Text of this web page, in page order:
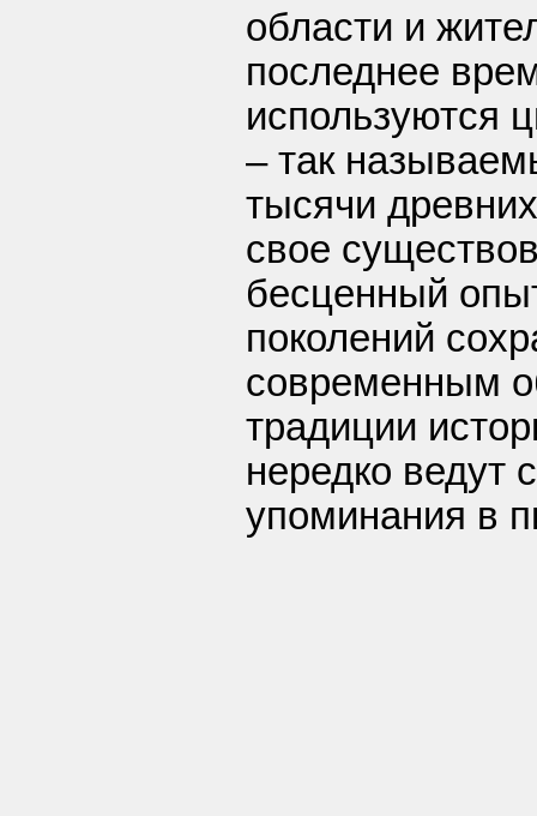
области и
последнее
используются
– так
тысячи
свое
бесценный
поколений
современным
традиции
нередко ведут
упоминания в